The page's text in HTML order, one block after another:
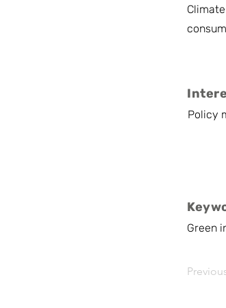
Policy
Green